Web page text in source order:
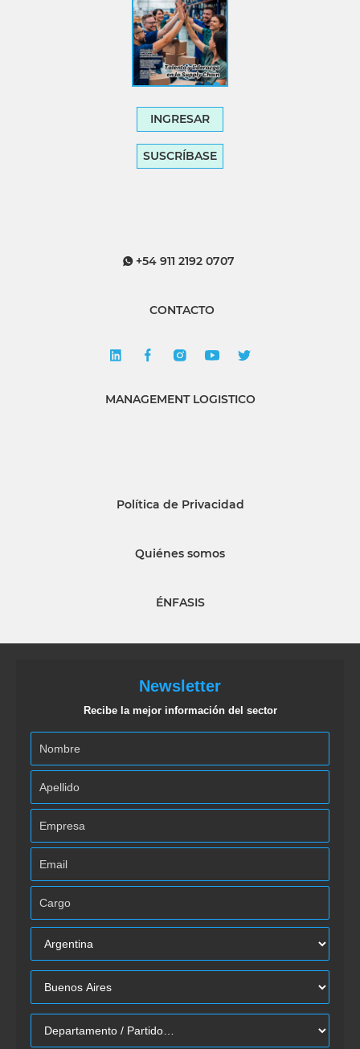
INGRESAR
SUSCRÍBASE
+54 911 2192 0707
CONTACTO
MANAGEMENT LOGISTICO
Política de Privacidad
Quiénes somos
ÉNFASIS
Newsletter
Recibe la mejor información del sector